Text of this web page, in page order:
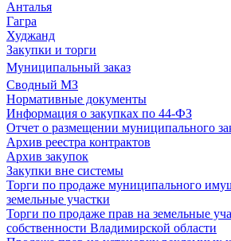
Анталья
Гагра
Худжанд
Закупки и торги
Муниципальный заказ
Сводный МЗ
Нормативные документы
Информация о закупках по 44-ФЗ
Отчет о размещении муниципального
Архив реестра контрактов
Архив закупок
Закупки вне системы
Торги по продаже муниципального
земельные участки
Торги по продаже прав на земельные
собственности Владимирской области